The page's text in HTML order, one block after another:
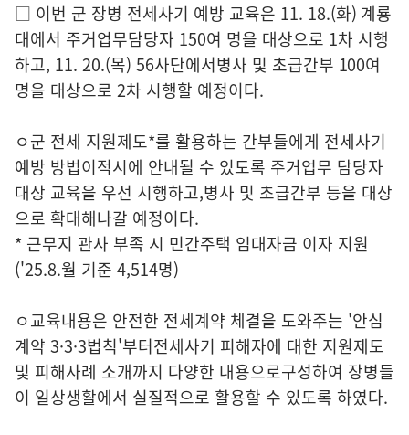
□ 이번 군 장병 전세사기 예방 교육은 11. 18.(화) 계룡
대에서 주거업무담당자 150여 명을 대상으로 1차 시행
하고, 11. 20.(목) 56사단에서병사 및 초급간부 100여
명을 대상으로 2차 시행할 예정이다.
ㅇ군 전세 지원제도*를 활용하는 간부들에게 전세사기
예방 방법이적시에 안내될 수 있도록 주거업무 담당자
대상 교육을 우선 시행하고,병사 및 초급간부 등을 대상
으로 확대해나갈 예정이다.
* 근무지 관사 부족 시 민간주택 임대자금 이자 지원
('25.8.월 기준 4,514명)
ㅇ교육내용은 안전한 전세계약 체결을 도와주는 '안심
계약 3·3·3법칙'부터전세사기 피해자에 대한 지원제도
및 피해사례 소개까지 다양한 내용으로구성하여 장병들
이 일상생활에서 실질적으로 활용할 수 있도록 하였다.